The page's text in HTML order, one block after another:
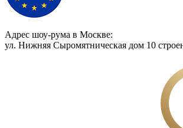
Адрес шоу-рума в Москве:
ул. Нижняя Сыромятническая дом 10